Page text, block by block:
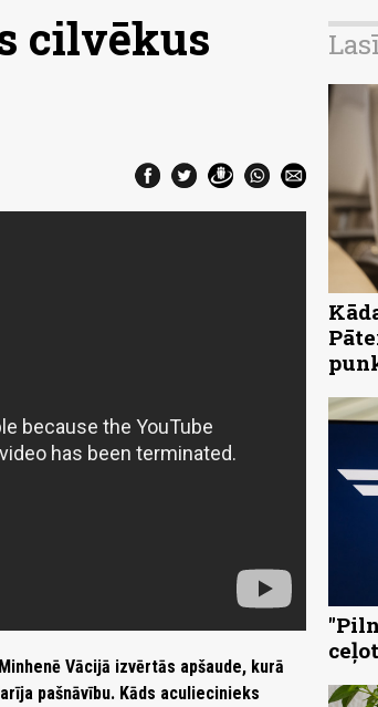
cilvēkus
Vācijā izvērtās apšaude, kurā
pašnāvību. Kāds aculiecinieks